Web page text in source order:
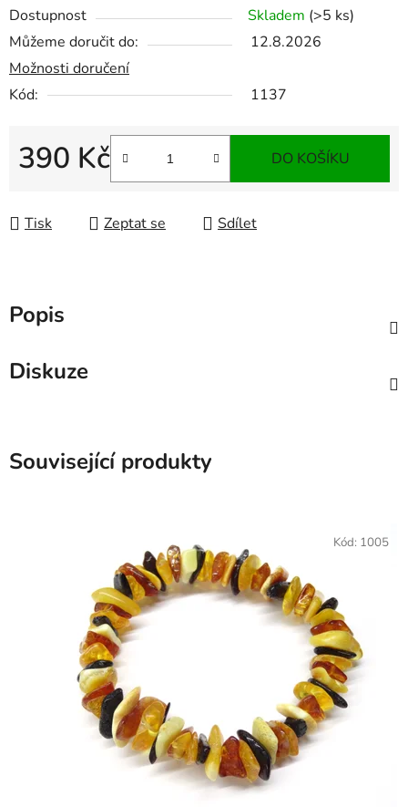
Dostupnost Skladem (>5 ks)
Můžeme doručit do:
12.8.2026
Možnosti doručení
Kód:
1137
390 Kč DO KOŠÍKU
Tisk Zeptat se Sdílet
Popis
Diskuze
Související produkty
Kód: 1005